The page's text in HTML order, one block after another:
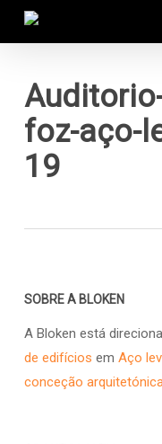
content
foz-aço-
19
SOBRE A BLOKEN
A Bloken está
de edifícios em Aço
conceção